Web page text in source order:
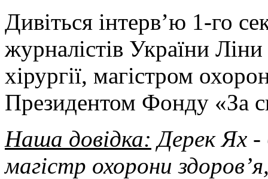
Дивіться інтерв’ю 1-го
журналістів України
хірургії, магістром
Президентом Фонду «За
Наша довідка: Дерек Ях -
магістр охорони